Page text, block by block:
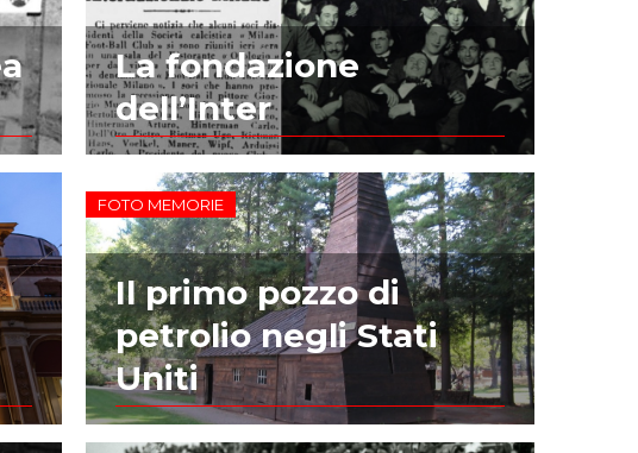
La fondazione
dell’Inter
FOTO MEMORIE
Il primo pozzo di
petrolio negli Stati
Uniti